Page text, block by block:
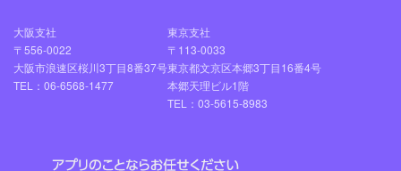
大阪支社
〒556-0022
大阪市浪速区桜川3丁目8番37号
TEL：06-6568-1477
東京支社
〒113-0033
東京都文京区本郷3丁目16番4号
本郷天理ビル1階
TEL：03-5615-8983